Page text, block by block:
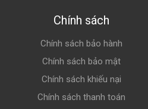
Chính sách
Chính sách bảo hành
Chính sách bảo mật
Chính sách khiếu nại
Chính sách thanh toán